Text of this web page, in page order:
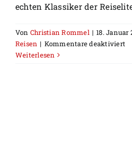
echten Klassiker der
Von Christian Rommel | 18. Januar
Reisen | Kommentare deaktiviertfür
Weiterlesen